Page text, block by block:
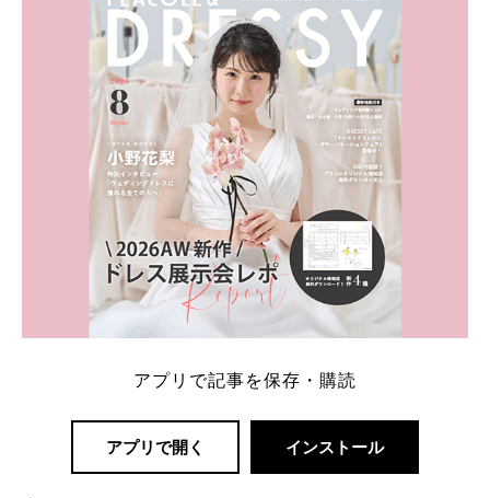
一番お得？」「プラコレの特典は？」といった疑問も
解決します。 まずは診断で候補を絞れる「ウェディ
ング診断」か、体験型 […]
続きを読む
アプリで記事を保存・購読
アプリで開く インストール